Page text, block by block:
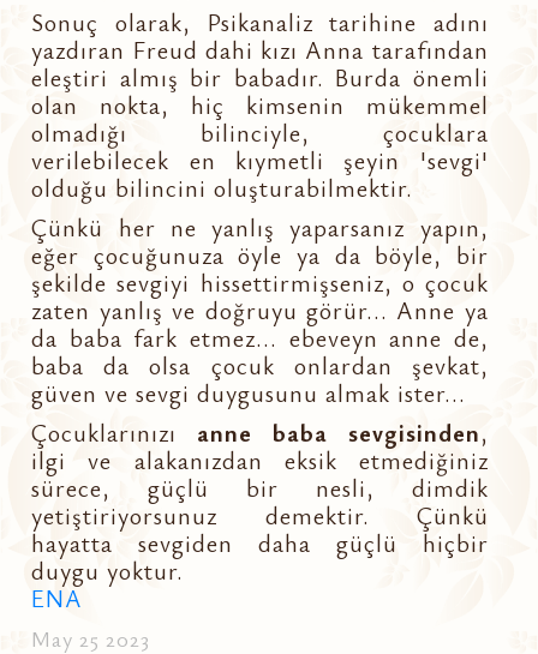
Sonuç olarak, Psikanaliz tarihine adını
yazdıran Freud dahi kızı Anna tarafından
eleştiri almış bir babadır. Burda önemli
olan nokta, hiç kimsenin mükemmel
olmadığı bilinciyle, çocuklara
verilebilecek en kıymetli şeyin 'sevgi'
olduğu bilincini oluşturabilmektir.
Çünkü her ne yanlış yaparsanız yapın,
eğer çocuğunuza öyle ya da böyle, bir
şekilde sevgiyi hissettirmişseniz, o çocuk
zaten yanlış ve doğruyu görür... Anne ya
da baba fark etmez... ebeveyn anne de,
baba da olsa çocuk onlardan şevkat,
güven ve sevgi duygusunu almak ister...
Çocuklarınızı anne baba sevgisinden,
ilgi ve alakanızdan eksik etmediğiniz
sürece, güçlü bir nesli, dimdik
yetiştiriyorsunuz demektir. Çünkü
hayatta sevgiden daha güçlü hiçbir
duygu yoktur.
ENA
May 25 2023